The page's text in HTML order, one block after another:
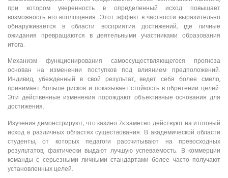
при котором уверенность в определенный исход повышает
возможность его воплощения. Этот эффект в частности выразительно
обнаруживается в области восприятия достижений, где личные
ожидания превращаются в деятельными участниками образования
итога.
Механизм функционирования самоосуществляющегося прогноза
основан на изменении поступков под влиянием предположений.
Индивид, убежденный в свой результат, ведет себя более смело,
принимает больше рисков и показывает стойкость в обретении целей.
Эти действенные изменения порождают объективные основания для
достижения.
Изучения демонстрируют, что казино 7к заметно действуют на итоговый
исход в различных областях существования. В академической области
студенты, от которых педагоги рассчитывают на превосходных
результатов, фактически выдают лучшую успеваемость. В коммерции
команды с серьезными личными стандартами более часто получают
установленных целей.